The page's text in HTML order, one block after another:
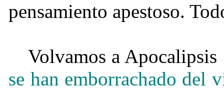
pensamiento apestoso.
Volvamos a Apocalipsis
se han emborrachado del